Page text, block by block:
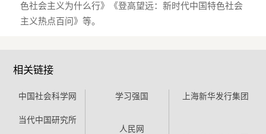
色社会主义为什么行》《登高望远：新时代中国特色社会
相关链接
中国社会科学网
当代中国研究所
学习强国
人民网
上海新华发行集团